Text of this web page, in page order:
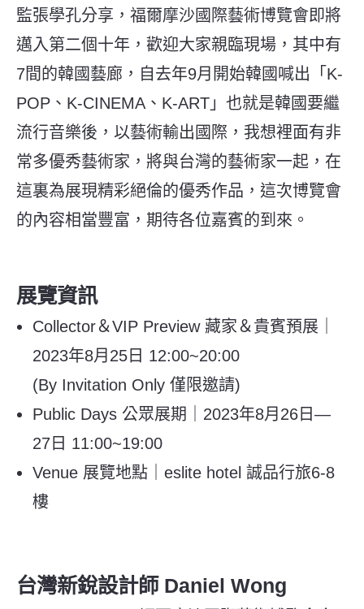
監張學孔分享，福爾摩沙國際藝術博覽會即將
邁入第二個十年，歡迎大家親臨現場，其中有
7間的韓國藝廊，自去年9月開始韓國喊出「K-
POP、K-CINEMA、K-ART」也就是韓國要繼
流行音樂後，以藝術輸出國際，我想裡面有非
常多優秀藝術家，將與台灣的藝術家一起，在
這裏為展現精彩絕倫的優秀作品，這次博覽會
的內容相當豐富，期待各位嘉賓的到來。
展覽資訊
Collector＆VIP Preview 藏家＆貴賓預展｜
2023年8月25日 12:00~20:00
(By Invitation Only 僅限邀請)
Public Days 公眾展期｜2023年8月26日—
27日 11:00~19:00
Venue 展覽地點｜eslite hotel 誠品行旅6-8
樓
台灣新銳設計師 Daniel Wong